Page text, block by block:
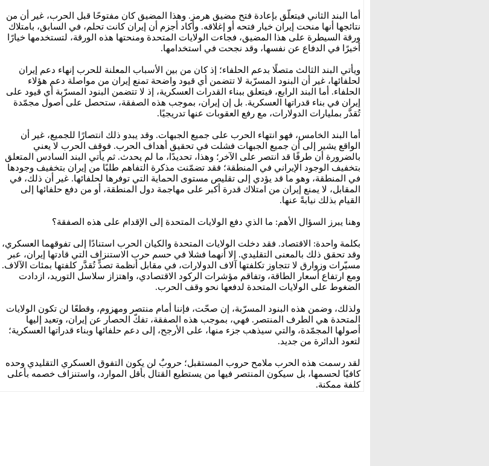
أما البند الثاني فيتعلّق بإعادة فتح مضيق هرمز. وهذا المضيق كان مفتوحًا قبل الحرب، غير أن من
نتائجها أنها منحت إيران خيار فتحه أو إغلاقه. وأكاد أجزم أن إيران كانت تحلم، في السابق، بامتلاك
ورقة السيطرة على هذا المضيق، فجاءت الولايات المتحدة ومنحتها هذه الورقة، لتستخدمها خيارًا
أخيرًا في الدفاع عن نفسها، وقد نجحت في استخدامها.
ويأتي البند الثالث متصلًا بدعم الحلفاء؛ إذ كان من بين الأسباب المعلنة للحرب إنهاء دعم إيران
لحلفائها، غير أن البنود المسرّبة لا تتضمن أي قيود واضحة تمنع إيران من مواصلة دعم هؤلاء
الحلفاء. أما البند الرابع، فيتعلق ببناء القدرات العسكرية، إذ لا تتضمن البنود المسرّبة أي قيود على
إيران في بناء قدراتها العسكرية. بل إن إيران، بموجب هذه الصفقة، ستحصل على أصول مجمّدة
تُقدَّر بمليارات الدولارات، مع رفع العقوبات عنها تدريجيًا.
أما البند الخامس، فهو انتهاء الحرب على جميع الجبهات. وقد يبدو ذلك انتصارًا للجميع، غير أن
الواقع يشير إلى أن جميع الجبهات فشلت في تحقيق أهداف الحرب. فوقف الحرب لا يعني
بالضرورة أن طرفًا قد انتصر على الآخر؛ وهذا، تحديدًا، ما لم يحدث. ثم يأتي البند السادس المتعلق
بتخفيف الوجود الإيراني في المنطقة؛ فقد تضمّنت مذكرة التفاهم طلبًا من إيران بتخفيف وجودها
في المنطقة، وهو ما قد يؤدي إلى تقليص مستوى الحماية التي توفرها لحلفائها. غير أن ذلك، في
المقابل، لا يمنع إيران من امتلاك قدرة أكبر على مهاجمة دول المنطقة، أو من دفع حلفائها إلى
القيام بذلك نيابةً عنها.
وهنا يبرز السؤال الأهم: ما الذي دفع الولايات المتحدة إلى الإقدام على هذه الصفقة؟
بكلمة واحدة: الاقتصاد. فقد دخلت الولايات المتحدة والكيان الحرب استنادًا إلى تفوقهما العسكري،
وقد تحقق ذلك بالمعنى التقليدي. إلا أنهما فشلا في حسم حرب الاستنزاف التي قادتها إيران، عبر
مسيّرات وزوارق لا تتجاوز تكلفتها آلاف الدولارات، في مقابل أنظمة تصدٍّ تُقدَّر كلفتها بمئات الآلاف.
ومع ارتفاع أسعار الطاقة، وتفاقم مؤشرات الركود الاقتصادي، واهتزاز سلاسل التوريد، ازدادت
الضغوط على الولايات المتحدة لدفعها نحو وقف الحرب.
ولذلك، وضمن هذه البنود المسرّبة، إن صحّت، فإننا أمام منتصر ومهزوم، وقطعًا لن تكون الولايات
المتحدة هي الطرف المنتصر. فهي، بموجب هذه الصفقة، تفكّ الحصار عن إيران، وتعيد إليها
أصولها المجمّدة، والتي سيذهب جزء منها، على الأرجح، إلى دعم حلفائها وبناء قدراتها العسكرية؛
لتعود الدائرة من جديد.
لقد رسمت هذه الحرب ملامح حروب المستقبل؛ حروبٌ لن يكون التفوق العسكري التقليدي وحده
كافيًا لحسمها، بل سيكون المنتصر فيها من يستطيع القتال بأقل الموارد، واستنزاف خصمه بأعلى
كلفة ممكنة.